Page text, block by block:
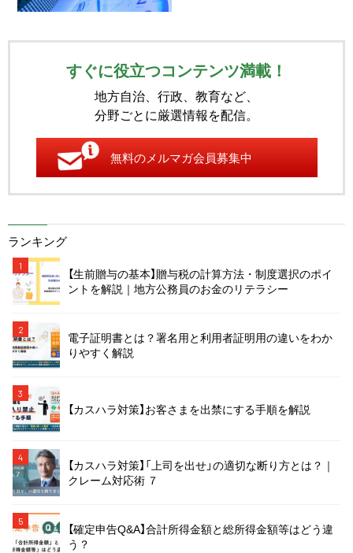
すぐに役立つコンテンツ満載！
地方自治、行政、教育など、
分野ごとに厳選情報を配信。
無料のメルマガ会員募集中
ランキング
1
【生前贈与の基本】贈与税の計算方法・制度選択のポイ
ントを解説｜地方公務員のお金のリテラシー
2
電子証明書とは？署名用と利用者証明用の違いをわか
りやすく解説
3
【カスハラ対策】お客さまを出禁にする手順を解説
4
【カスハラ対策】「上司を出せ」の適切な断り方とは？｜
クレーム対応術 ７
5
【確定申告Q&A】合計所得金額と総所得金額等はどう違
う？